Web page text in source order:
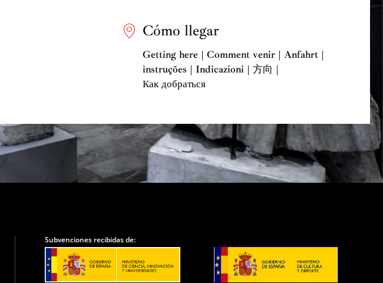
Cómo llegar
Getting here | Comment venir | Anfahrt |
instruções | Indicazioni | 方向 |
Как добраться
Subvenciones recibidas de: